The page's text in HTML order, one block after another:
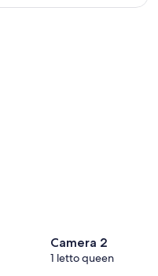
Camera 2
1 letto queen